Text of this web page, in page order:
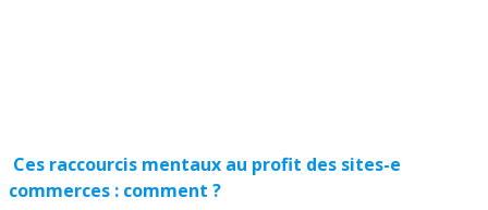
Ces raccourcis mentaux au profit des sites-e
commerces : comment ?